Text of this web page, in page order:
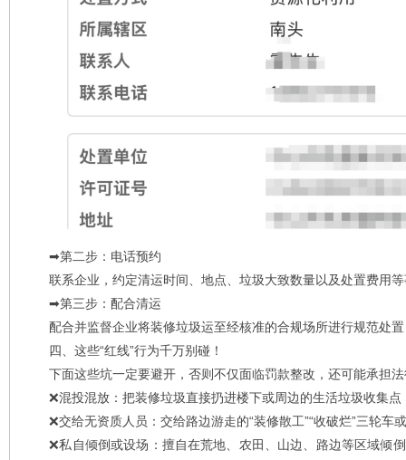
➡️第二步：电话预约
联系企业，约定清运时间、地点、垃圾大致数量以及处置费用等
➡️第三步：配合清运
配合并监督企业将装修垃圾运至经核准的合规场所进行规范处置
四、这些“红线”行​为千万别碰！
下面这些坑一定要避开，否则不仅面临罚款整改，还可能承担法
❌混投混放：把装修垃圾直接扔进楼下或周边的生活垃圾收集点
❌交给无资质人员：交给路边游走的“装修散工”“收破烂”三轮车
❌私自倾倒或设场：擅自在荒地、农田、山边、路边等区域倾